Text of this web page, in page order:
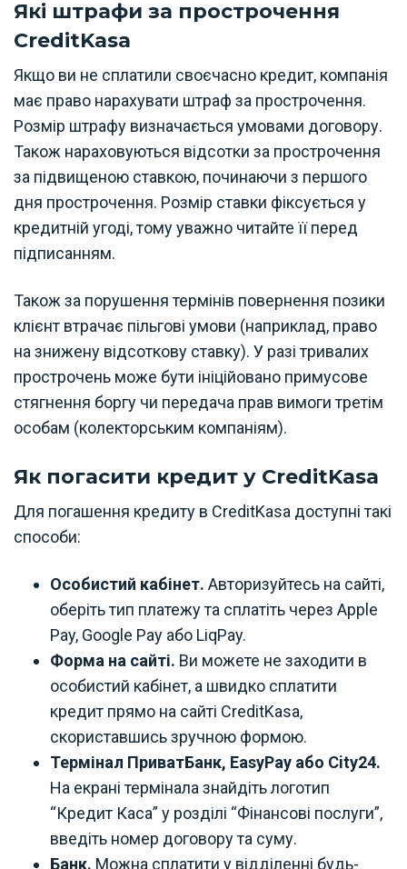
Які штрафи за прострочення
CreditKasa
Якщо ви не сплатили своєчасно кредит, компанія
має право нарахувати штраф за прострочення.
Розмір штрафу визначається умовами договору.
Також нараховуються відсотки за прострочення
за підвищеною ставкою, починаючи з першого
дня прострочення. Розмір ставки фіксується у
кредитній угоді, тому уважно читайте її перед
підписанням.
Також за порушення термінів повернення позики
клієнт втрачає пільгові умови (наприклад, право
на знижену відсоткову ставку). У разі тривалих
прострочень може бути ініційовано примусове
стягнення боргу чи передача прав вимоги третім
особам (колекторським компаніям).
Як погасити кредит у CreditKasa
Для погашення кредиту в CreditKasa доступні такі
способи:
Особистий кабінет. Авторизуйтесь на сайті,
оберіть тип платежу та сплатіть через Apple
Pay, Google Pay або LiqPay.
Форма на сайті. Ви можете не заходити в
особистий кабінет, а швидко сплатити
кредит прямо на сайті CreditKasa,
скориставшись зручною формою.
Термінал ПриватБанк, EasyPay або City24.
На екрані термінала знайдіть логотип
“Кредит Каса” у розділі “Фінансові послуги”,
введіть номер договору та суму.
Банк. Можна сплатити у відділенні будь-